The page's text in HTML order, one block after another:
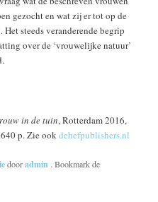
gezocht en wat zij er tot op de
steeds veranderende begrip
over de ‘vrouwelijke natuur’
in de tuin, Rotterdam 2016,
p. Zie ookdehefpublishers.nl
dooradmin . Bookmark de